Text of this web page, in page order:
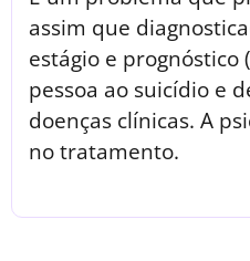
assim que
estágio e prognóstico
pessoa ao suicídio e
doenças clínicas. A
no tratamento.